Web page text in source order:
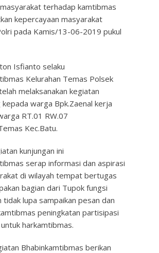
terhadap kamtibmas
kepercayaan masyarakat
pada Kamis/13-06-2019 pukul
Isfianto selaku
Kelurahan Temas Polsek
melaksanakan kegiatan
warga Bpk.Zaenal kerja
RT.01 RW.07
Kec.Batu.
kunjungan ini
serap informasi dan aspirasi
di wilayah tempat bertugas
bagian dari Tupok fungsi
tidak lupa sampaikan pesan dan
peningkatan partisipasi
harkamtibmas.
Bhabinkamtibmas berikan